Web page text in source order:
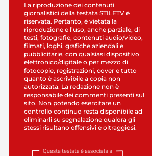
La riproduzione dei contenuti
giornalistici della testata STILETV è
riservata. Pertanto, è vietata la
riproduzione e l’uso, anche parziale, di
testi, fotografie, contenuti audio/video,
filmati, loghi, grafiche aziendali e
pubblicitarie, con qualsiasi dispositivo
elettronico/digitale o per mezzo di
fotocopie, registrazioni, cover e tutto
quanto è ascrivibile a copia non
autorizzata. La redazione non è
responsabile dei commenti presenti sul
sito. Non potendo esercitare un
controllo continuo resta disponibile ad
eliminarli su segnalazione qualora gli
stessi risultano offensivi e oltraggiosi.